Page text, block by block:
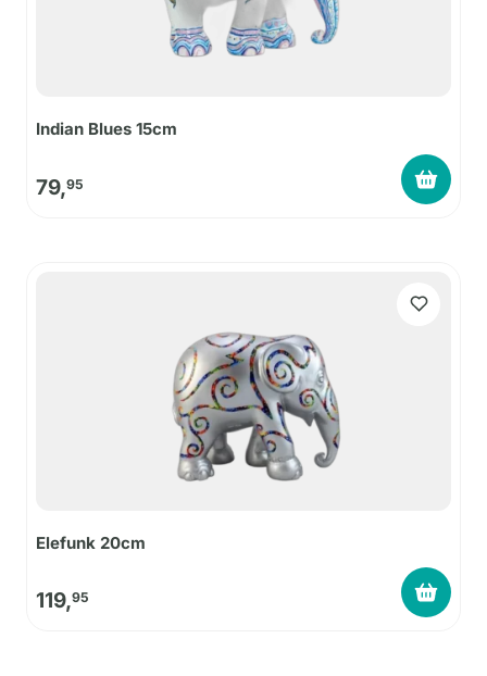
Indian Blues 15cm
79,95
Elefunk 20cm
119,95